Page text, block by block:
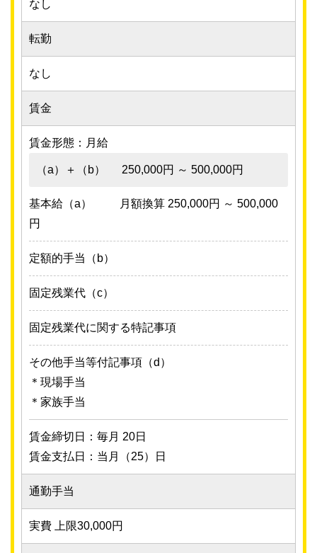
なし
転勤
なし
賃金
賃金形態：月給
（a）＋（b） 250,000円 ～ 500,000円
基本給（a）
月額換算 250,000円 ～ 500,000
円
定額的手当（b）
固定残業代（c）
固定残業代に関する特記事項
その他手当等付記事項（d）
＊現場手当
＊家族手当
賃金締切日：毎月 20日
賃金支払日：当月（25）日
通勤手当
実費 上限30,000円